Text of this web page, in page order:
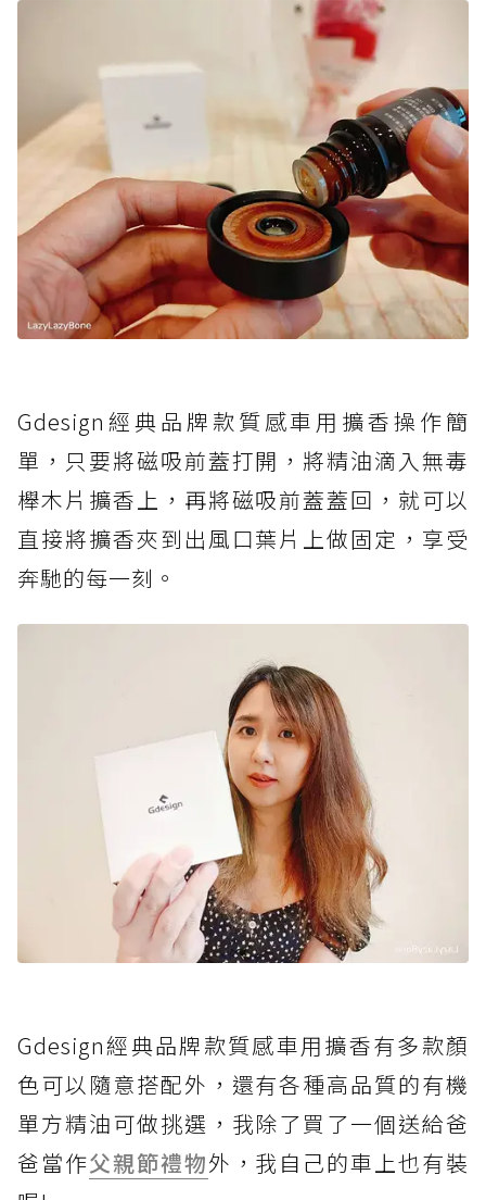
Gdesign經典品牌款質感車用擴香操作簡
單，只要將磁吸前蓋打開，將精油滴入無毒
櫸木片擴香上，再將磁吸前蓋蓋回，就可以
直接將擴香夾到出風口葉片上做固定，享受
奔馳的每一刻。
Gdesign經典品牌款質感車用擴香有多款顏
色可以隨意搭配外，還有各種高品質的有機
單方精油可做挑選，我除了買了一個送給爸
爸當作父親節禮物外，我自己的車上也有裝